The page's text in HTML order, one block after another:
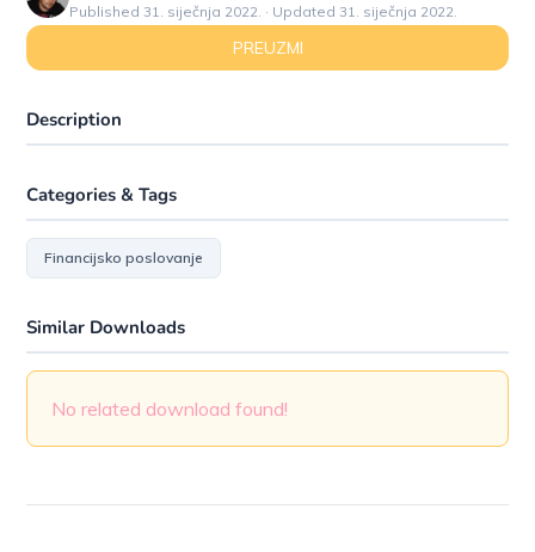
Published 31. siječnja 2022. · Updated 31. siječnja 2022.
PREUZMI
Description
Categories & Tags
Financijsko poslovanje
Similar Downloads
No related download found!